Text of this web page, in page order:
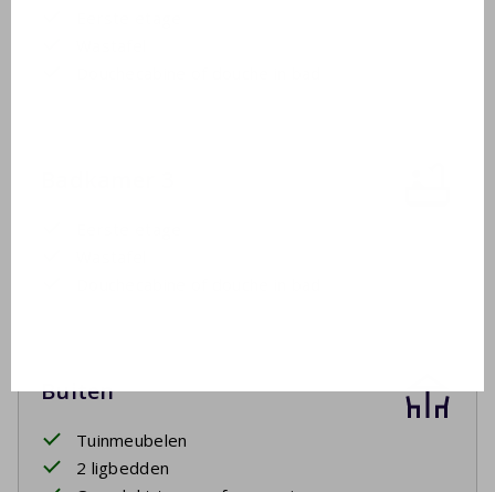
Buiten
Tuinmeubelen
2 ligbedden